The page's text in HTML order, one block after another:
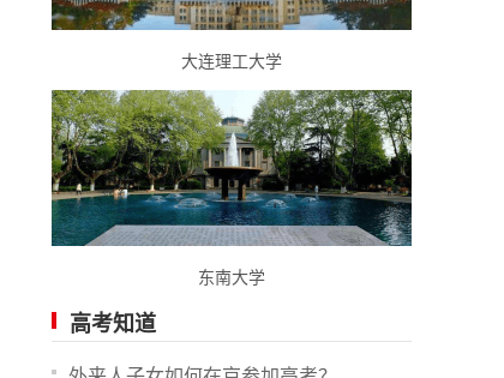
大连理工大学
东南大学
高考知道